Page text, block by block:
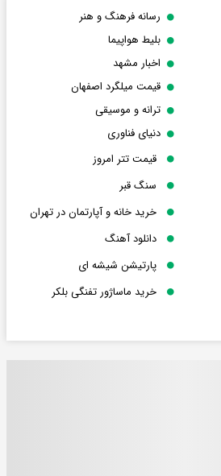
رسانه فرهنگ و هنر
بلیط هواپیما
اخبار مشهد
قیمت میلگرد اصفهان
ترانه و موسیقی
دنیای فناوری
قیمت تتر امروز
سنگ قبر
خرید خانه و آپارتمان در تهران
دانلود آهنگ
پارتیشن شیشه ای
خرید ماساژور تفنگی بلکر